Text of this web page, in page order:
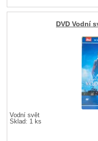
DVD Vodní
Vodní svět
Sklad: 1 ks